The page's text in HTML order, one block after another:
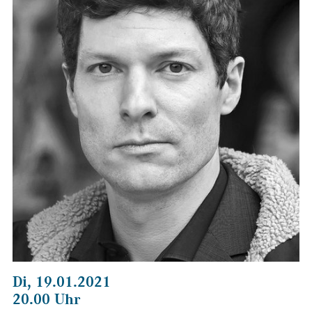
Di, 19.01.2021
20.00 Uhr